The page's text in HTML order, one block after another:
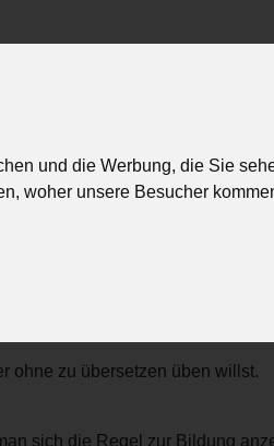
und die Werbung, die Sie
woher unsere Besucher
Mathe: Gleichungen Geo-Test
ohne zu übersetzen üben willst.
sich die Regel zur Bildung